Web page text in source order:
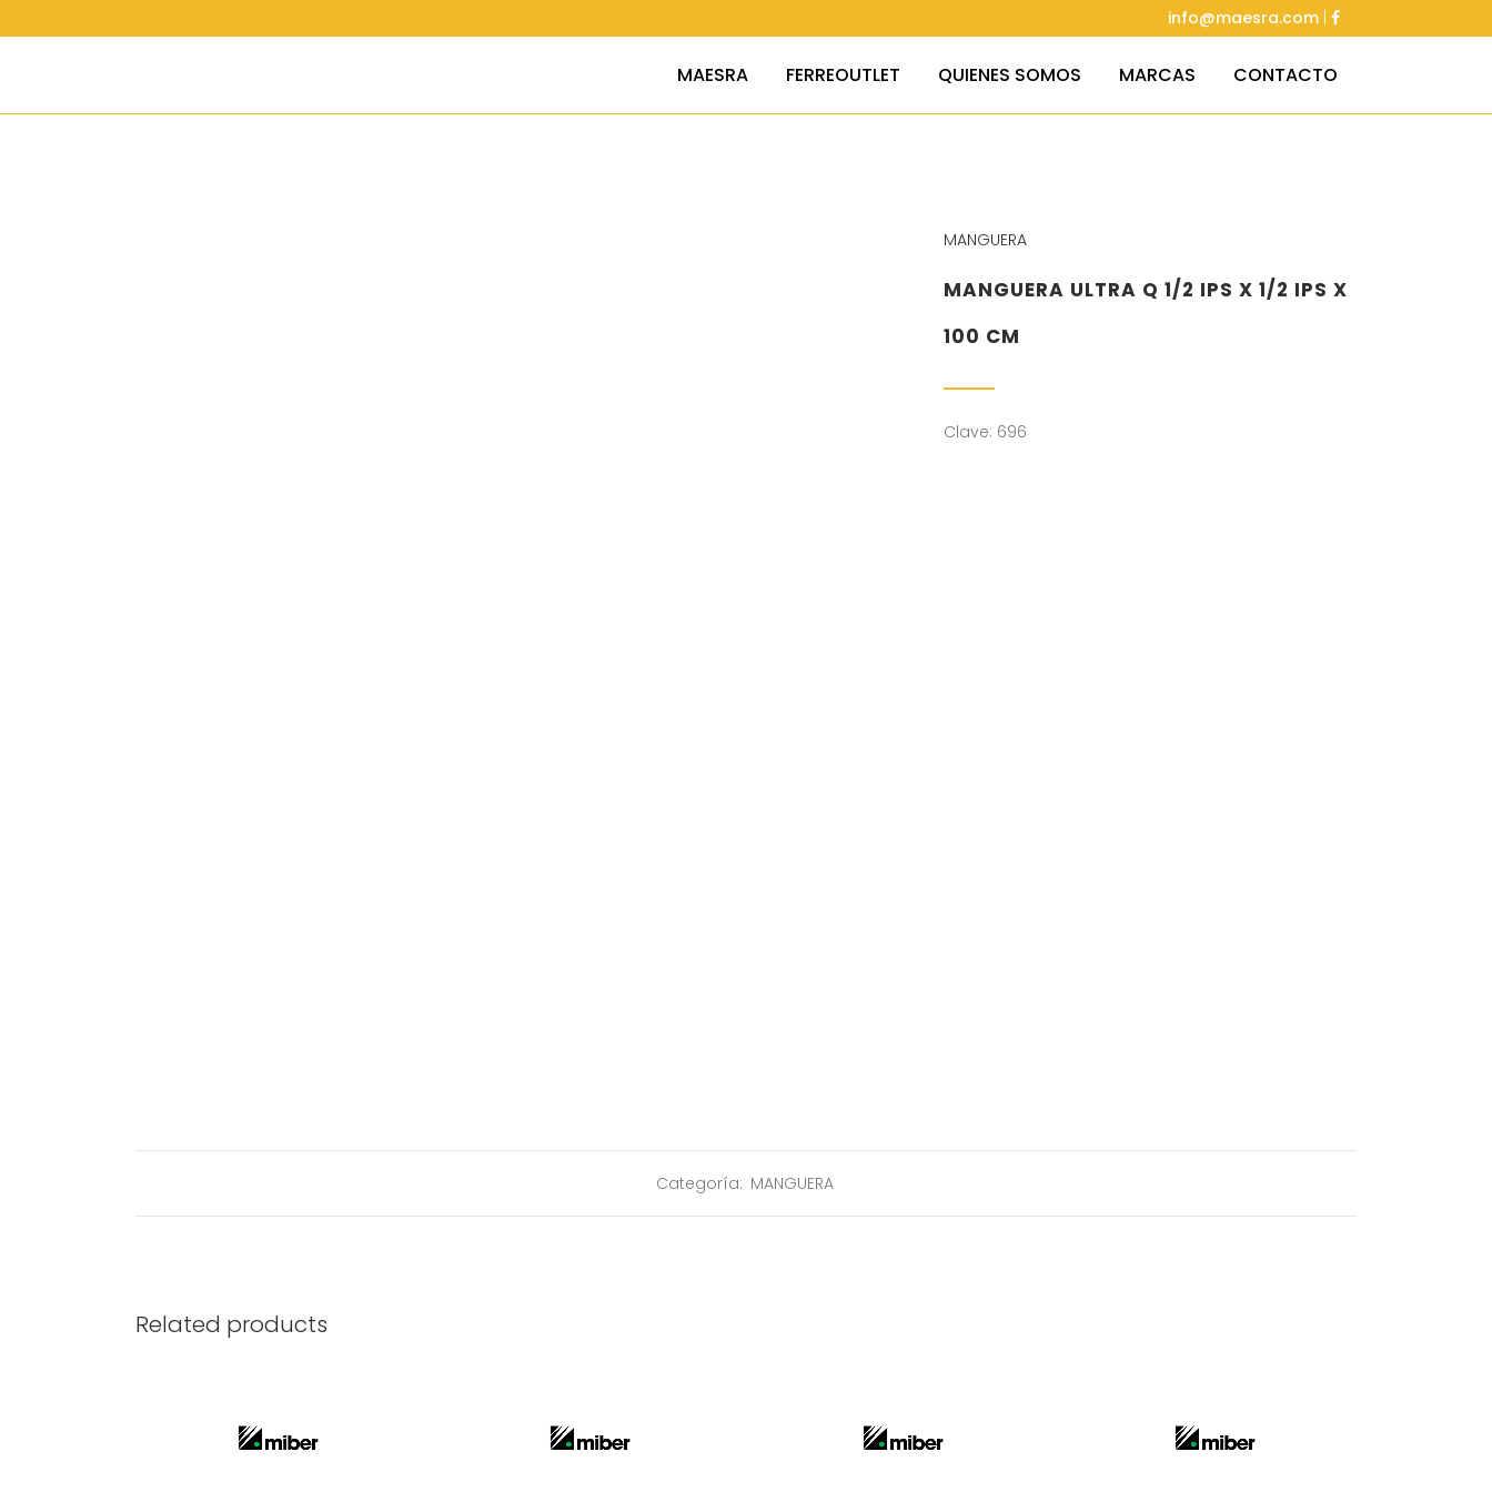
info@maesra.com
MAESRA FERREOUTLET QUIENES SOMOS MARCAS CONTACTO
MANGUERA
MANGUERA ULTRA Q 1/2 IPS X 1/2 IPS X
100 CM
Clave: 696
Categoría: MANGUERA
Related products